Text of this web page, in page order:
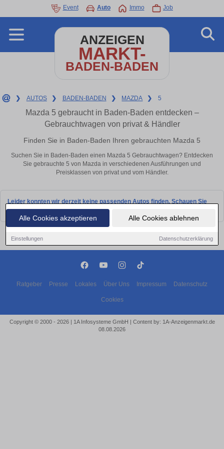
Alle Cookies akzeptieren Alle Cookies ablehnen
Einstellungen Datenschutzerklärung
Event Auto Immo Job
ANZEIGEN
MARKT-
BADEN-BADEN
❯ AUTOS ❯ BADEN-BADEN ❯ MAZDA ❯ 5
Mazda 5 gebraucht in Baden-Baden entdecken –
Gebrauchtwagen von privat & Händler
Finden Sie in Baden-Baden Ihren gebrauchten Mazda 5
Suchen Sie in Baden-Baden einen Mazda 5 Gebrauchtwagen? Entdecken
Sie gebrauchte 5 von Mazda in verschiedenen Ausführungen und
Preisklassen von privat und vom Händler.
Leider konnten wir derzeit keine passenden Autos finden. Schauen Sie
bald wieder vorbei!
Ratgeber Presse Lokales Über Uns Impressum Datenschutz
Cookies
Copyright © 2000 - 2026 | 1A Infosysteme GmbH | Content by: 1A-Anzeigenmarkt.de
08.08.2026